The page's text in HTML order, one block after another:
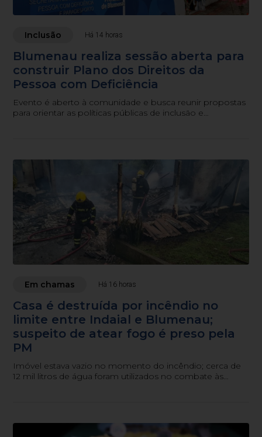
Inclusão Há 14 horas
Blumenau realiza sessão aberta para
construir Plano dos Direitos da
Pessoa com Deficiência
Evento é aberto à comunidade e busca reunir propostas
para orientar as políticas públicas de inclusão e
Em chamas Há 16 horas
Casa é destruída por incêndio no
limite entre Indaial e Blumenau;
suspeito de atear fogo é preso pela
PM
Imóvel estava vazio no momento do incêndio; cerca de
12 mil litros de água foram utilizados no combate às